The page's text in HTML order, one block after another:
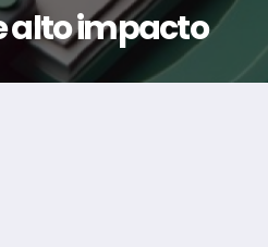
alto impacto